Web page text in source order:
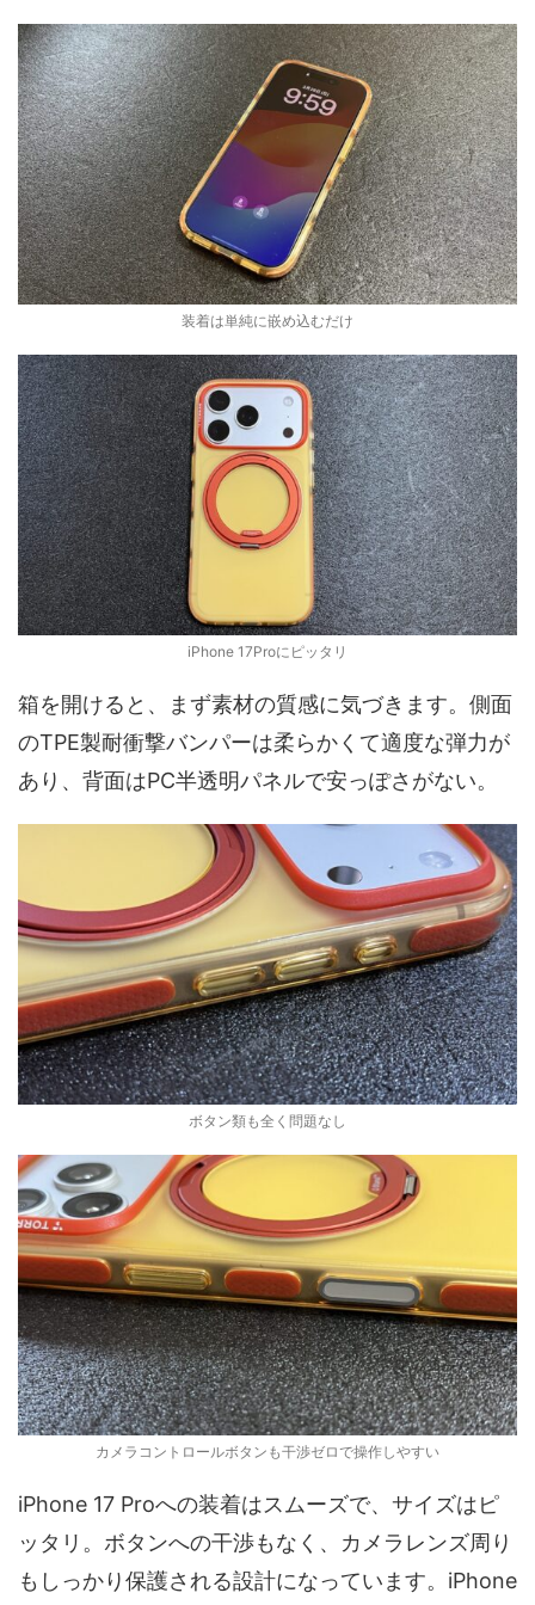
装着は単純に嵌め込むだけ
iPhone 17Proにピッタリ
箱を開けると、まず素材の質感に気づきます。側面
のTPE製耐衝撃バンパーは柔らかくて適度な弾力が
あり、背面はPC半透明パネルで安っぽさがない。
ボタン類も全く問題なし
カメラコントロールボタンも干渉ゼロで操作しやすい
iPhone 17 Proへの装着はスムーズで、サイズはピ
ッタリ。ボタンへの干渉もなく、カメラレンズ周り
もしっかり保護される設計になっています。iPhone